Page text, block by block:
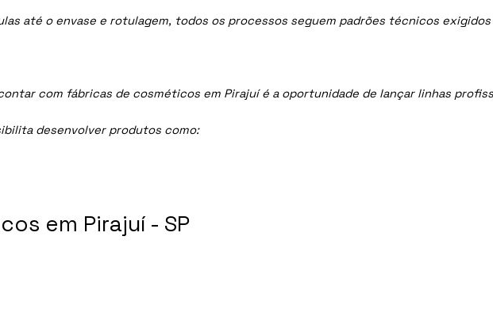
até o envase e rotulagem, todos os processos seguem padrões técnicos
com fábricas de cosméticos em Pirajuí é a oportunidade de lançar linhas
desenvolver produtos como:
em Pirajuí - SP